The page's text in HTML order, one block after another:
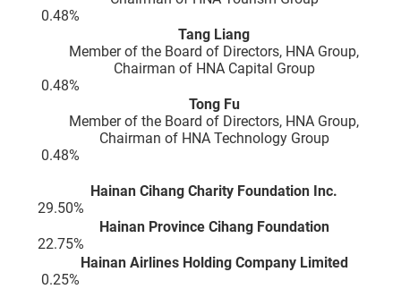
0.48%
Tang Liang
Member of the Board of Directors, HNA Group,
Chairman of HNA Capital Group
0.48%
Tong Fu
Member of the Board of Directors, HNA Group,
Chairman of HNA Technology Group
0.48%
Hainan Cihang Charity Foundation Inc.
29.50%
Hainan Province Cihang Foundation
22.75%
Hainan Airlines Holding Company Limited
0.25%